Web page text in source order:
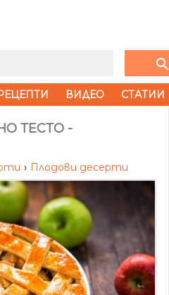
search
ВИДЕО СТАТИИ
ТЕСТО -
› Плодови десерти